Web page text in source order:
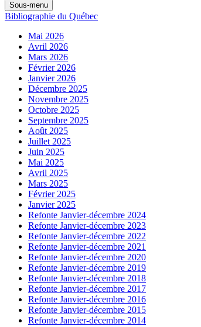
Sous-menu
Bibliographie du Québec
Mai 2026
Avril 2026
Mars 2026
Février 2026
Janvier 2026
Décembre 2025
Novembre 2025
Octobre 2025
Septembre 2025
Août 2025
Juillet 2025
Juin 2025
Mai 2025
Avril 2025
Mars 2025
Février 2025
Janvier 2025
Refonte Janvier-décembre 2024
Refonte Janvier-décembre 2023
Refonte Janvier-décembre 2022
Refonte Janvier-décembre 2021
Refonte Janvier-décembre 2020
Refonte Janvier-décembre 2019
Refonte Janvier-décembre 2018
Refonte Janvier-décembre 2017
Refonte Janvier-décembre 2016
Refonte Janvier-décembre 2015
Refonte Janvier-décembre 2014